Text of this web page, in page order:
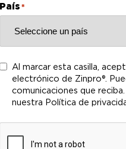
País *
Consentimiento *
Al marcar esta casilla,
electrónico de Zinpro®.
comunicaciones que
nuestra Política de